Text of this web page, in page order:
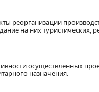
реорганизации
на них туристических,
осуществленных
назначения.